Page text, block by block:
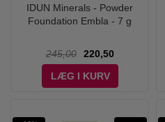
IDUN Minerals - Powder
Foundation Embla - 7 g
245,00
220,50
LÆG I KURV